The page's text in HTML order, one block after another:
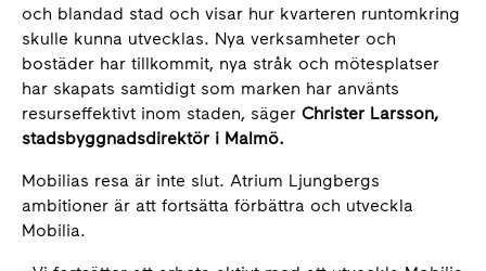
och blandad stad och visar hur kvarteren runtomkring
skulle kunna utvecklas. Nya verksamheter och
bostäder har tillkommit, nya stråk och mötesplatser
har skapats samtidigt som marken har använts
resurseffektivt inom staden, säger Christer Larsson,
stadsbyggnadsdirektör i Malmö.
Mobilias resa är inte slut. Atrium Ljungbergs
ambitioner är att fortsätta förbättra och utveckla
Mobilia.